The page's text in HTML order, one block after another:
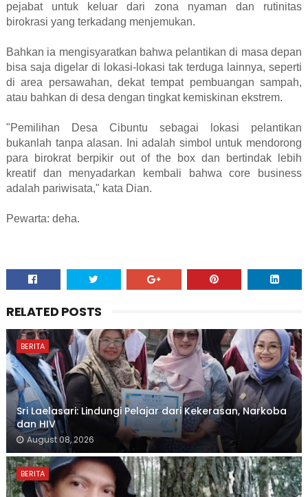
pejabat untuk keluar dari zona nyaman dan rutinitas
birokrasi yang terkadang menjemukan.
Bahkan ia mengisyaratkan bahwa pelantikan di masa depan
bisa saja digelar di lokasi-lokasi tak terduga lainnya, seperti
di area persawahan, dekat tempat pembuangan sampah,
atau bahkan di desa dengan tingkat kemiskinan ekstrem.
"Pemilihan Desa Cibuntu sebagai lokasi pelantikan
bukanlah tanpa alasan. Ini adalah simbol untuk mendorong
para birokrat berpikir out of the box dan bertindak lebih
kreatif dan menyadarkan kembali bahwa core business
adalah pariwisata," kata Dian.
Pewarta: deha.
RELATED POSTS
BERITA
Sri Laelasari: Lindungi Pelajar dari Kekerasan, Narkoba
dan HIV
August 08, 2026
BERITA